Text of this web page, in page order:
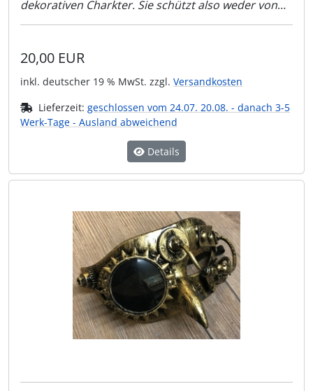
dekorativen Charkter. Sie schützt also weder von
Sonnenlicht noch vor der Schweißer-Flamme!!
20,00 EUR
inkl. deutscher 19 % MwSt. zzgl. Versandkosten
Lieferzeit: geschlossen vom 24.07. 20.08. - danach 3-5
Werk-Tage - Ausland abweichend
Details